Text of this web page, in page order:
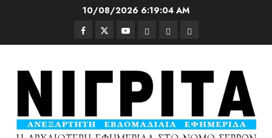
10/08/2026 6:19:06 AM